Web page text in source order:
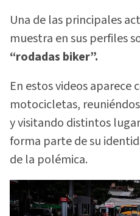
Una de las principales
muestra en sus perfiles
“rodadas biker”.
En estos videos aparece
motocicletas,
y visitando distintos
forma parte de su
de la polémica.